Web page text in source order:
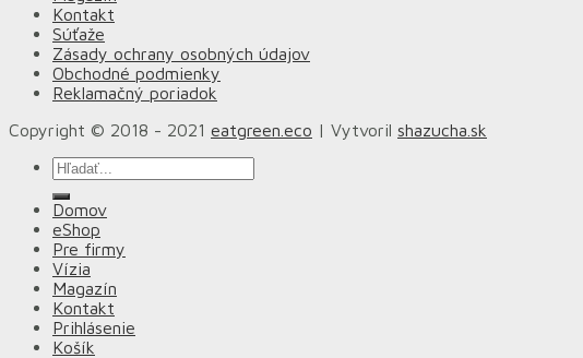
Kontakt
Súťaže
Zásady ochrany osobných údajov
Obchodné podmienky
Reklamačný poriadok
Copyright © 2018 - 2021 eatgreen.eco | Vytvoril shazucha.sk
Hľadať:
Domov
eShop
Pre firmy
Vízia
Magazín
Kontakt
Prihlásenie
Košík